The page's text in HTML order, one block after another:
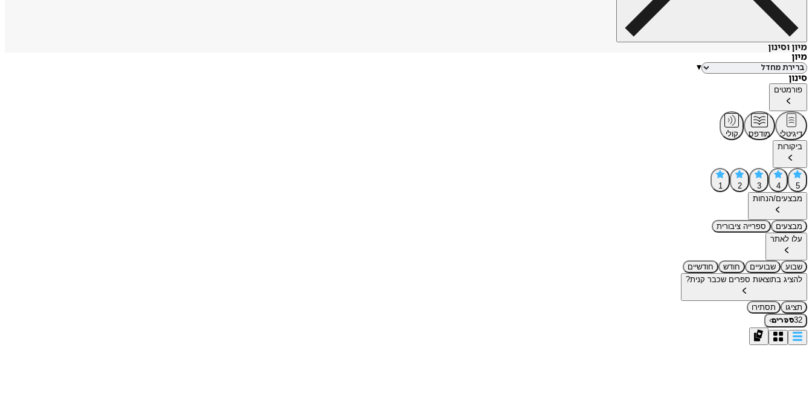
מיון וסינון
מיון
▾
סינון
פורמטים
דיגיטלי מודפס
קולי
ביקורות
5
4
3
2
1
מבצעים/הנחות
מבצעים
ספרייה ציבורית
עלו לאתר
שבוע שבועיים חודש
חודשיים
להציג בתוצאות ספרים שכבר קנית?
תציגו
תסתירו
32ספרים›